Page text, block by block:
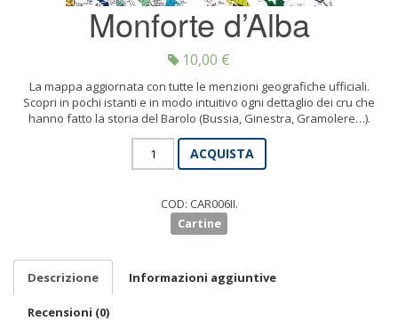
Monforte d’Alba
10,00 €
La mappa aggiornata con tutte le menzioni geografiche ufficiali.
Scopri in pochi istanti e in modo intuitivo ogni dettaglio dei cru che
hanno fatto la storia del Barolo (Bussia, Ginestra, Gramolere…).
Monforte
d'Alba
ACQUISTA
COD: CAR006II.
Cartine
Descrizione Informazioni aggiuntive
Recensioni (0)